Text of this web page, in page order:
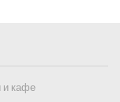
и кафе